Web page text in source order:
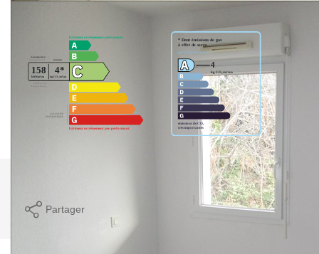
Imprimer
Partager